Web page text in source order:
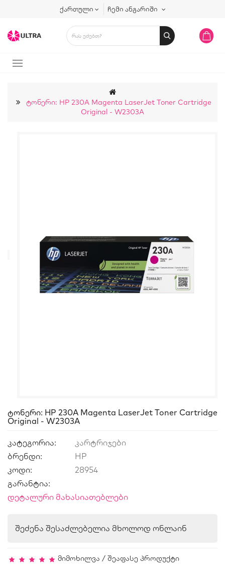
ქართული ჩემი ანგარიში
Ტონერი: HP 230A Magenta LaserJet Toner Cartridge
Original - W2303A
Ტონერი: HP 230A Magenta LaserJet Toner Cartridge
Original - W2303A
კატეგორია:
კარტრიჯები
ბრენდი:
HP
კოდი:
28954
გარანტია:
დეტალური მახასიათებლები
შეძენა შესაძლებელია მხოლოდ ონლაინ
მიმოხილვა / შეაფასე პროდუქტი